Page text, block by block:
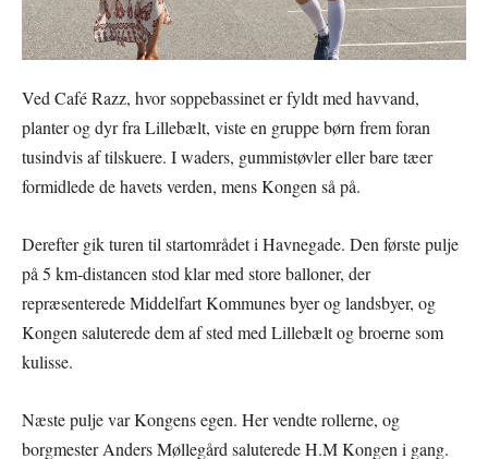
Ved Café Razz, hvor soppebassinet er fyldt med havvand,
planter og dyr fra Lillebælt, viste en gruppe børn frem foran
tusindvis af tilskuere. I waders, gummistøvler eller bare tæer
formidlede de havets verden, mens Kongen så på.
Derefter gik turen til startområdet i Havnegade. Den første pulje
på 5 km-distancen stod klar med store balloner, der
repræsenterede Middelfart Kommunes byer og landsbyer, og
Kongen saluterede dem af sted med Lillebælt og broerne som
kulisse.
Næste pulje var Kongens egen. Her vendte rollerne, og
borgmester Anders Møllegård saluterede H.M Kongen i gang.